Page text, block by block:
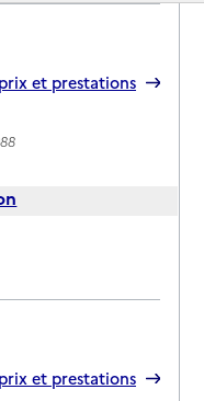
et prestations
et prestations